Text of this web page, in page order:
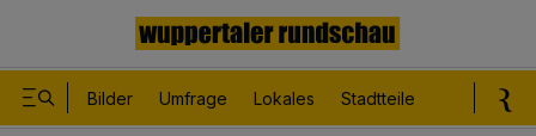
Bilder Umfrage Lokales Stadtteile